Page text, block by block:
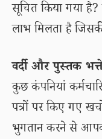
सूचित किया गया
लाभ मिलता है जिसकी
वर्दी और पुस्तक
कुछ कंपनियां
पत्रों पर किए गए
भुगतान करने से